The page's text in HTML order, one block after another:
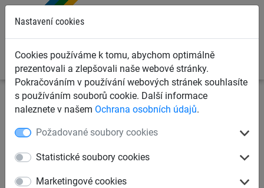
Nastavení cookies
Cookies používáme k tomu, abychom optimálně
prezentovali a zlepšovali naše webové stránky.
Pokračováním v používání webových stránek souhlasíte
s používáním souborů cookie. Další informace
naleznete v našem Ochrana osobních údajů.
Požadované soubory cookies
Statistické soubory cookies
Marketingové cookies
Sportovní sítě Sítě na fotbal Fotbalové brankové sítě
Fotbalová branková síť 4 mm,
polypropylen, oka 60 mm